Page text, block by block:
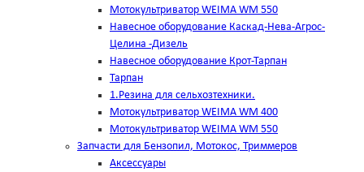
Мотокультриватор WEIMA WM 550
Навесное оборудование Каскад-Нева-Агрос-
Целина -Дизель
Навесное оборудование Крот-Тарпан
Тарпан
1.Резина для сельхозтехники.
Мотокультриватор WEIMA WM 400
Мотокультриватор WEIMA WM 550
Запчасти для Бензопил, Мотокос, Триммеров
Аксессуары